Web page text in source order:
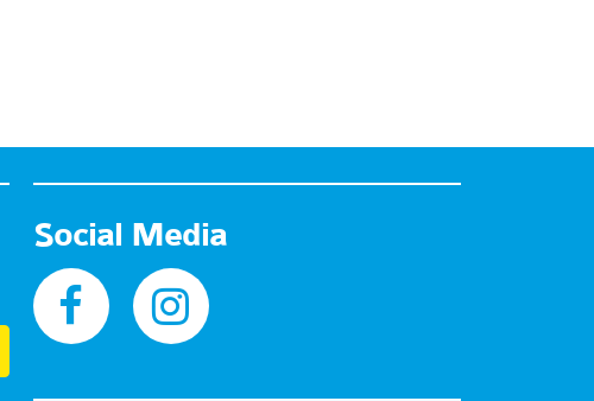
Social Media